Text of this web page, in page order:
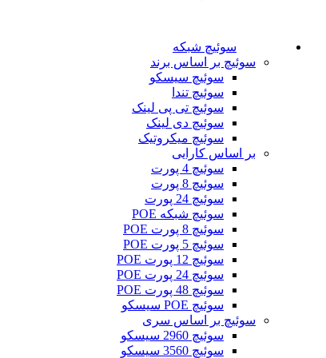
سوئیچ شبکه
سوئیچ بر اساس برند
سوئیچ سیسکو
سوئیچ تندا
سوئیچ تی پی لینک
سوئیچ دی لینک
سوئیچ میکروتیک
بر اساس کارایی
سوئیچ 4 پورت
سوئیچ 8 پورت
سوئیچ 24 پورت
سوئیچ شبکه POE
سوئیچ 8 پورت POE
سوئیچ 5 پورت POE
سوئیچ 12 پورت POE
سوئیچ 24 پورت POE
سوئیچ 48 پورت POE
سوئیچ POE سیسکو
سوئیچ بر اساس سری
سوئیچ 2960 سیسکو
سوئیچ 3560 سیسکو